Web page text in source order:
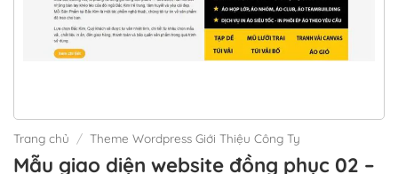
Trang chủ / Theme Wordpress Giới Thiệu Công Ty
Mẫu giao diện website đồng phục 02 –